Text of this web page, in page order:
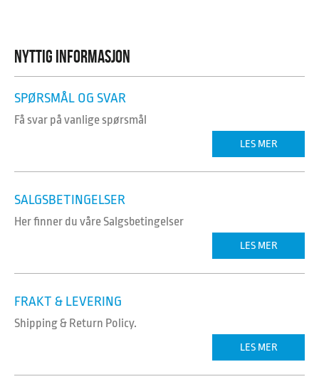
NYTTIG INFORMASJON
SPØRSMÅL OG SVAR
Få svar på vanlige spørsmål
LES MER
SALGSBETINGELSER
Her finner du våre Salgsbetingelser
LES MER
FRAKT & LEVERING
Shipping & Return Policy.
LES MER